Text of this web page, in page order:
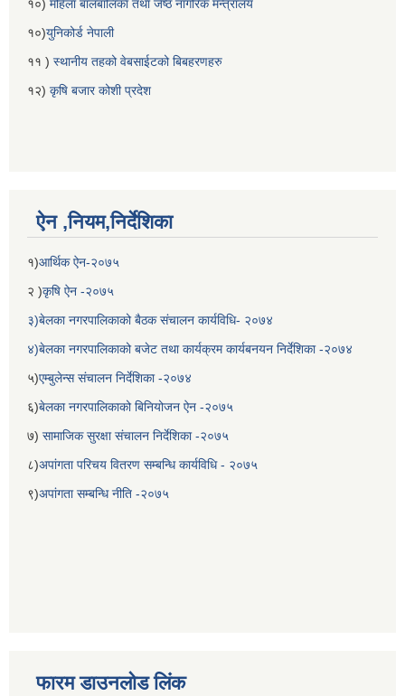
१०) महिला बालबालिका तथा जेष्ठ नागरिक मन्त्रालय
१०)युनिकोर्ड नेपाली
११ ) स्थानीय तहको वेबसाईटको बिबहरणहरु
१२) कृषि बजार कोशी प्रदेश
ऐन ,नियम,निर्देशिका
१)आर्थिक ऐन-२०७५
२ )कृषि ऐन -२०७५
३)बेलका नगरपालिकाको बैठक संचालन कार्यविधि- २०७४
४)बेलका नगरपालिकाको बजेट तथा कार्यक्रम कार्यबनयन निर्देशिका -२०७४
५)एम्बुलेन्स संचालन निर्देशिका -२०७४
६)बेलका नगरपालिकाको बिनियोजन ऐन -२०७५
७) सामाजिक सुरक्षा संचालन निर्देशिका -२०७५
८)अपांगता परिचय वितरण सम्बन्धि कार्यविधि - २०७५
९)अपांगता सम्बन्धि नीति -२०७५
फारम डाउनलोड लिंक